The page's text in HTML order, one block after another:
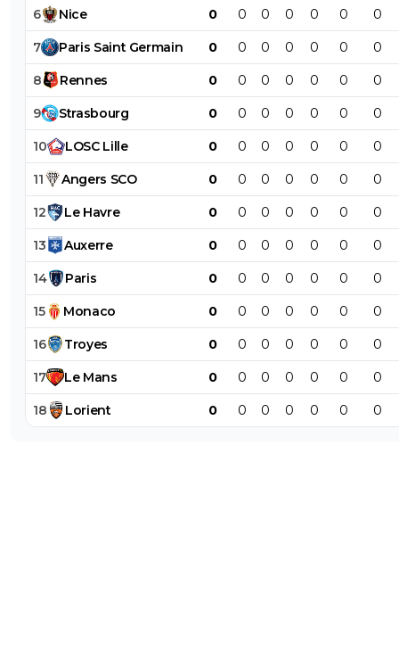
6 Nice 0 0 0 0 0 0 0
7 Paris Saint Germain 0 0 0 0 0 0 0
8 Rennes 0 0 0 0 0 0 0
9 Strasbourg 0 0 0 0 0 0 0
10 LOSC Lille 0 0 0 0 0 0 0
11 Angers SCO 0 0 0 0 0 0 0
12 Le Havre 0 0 0 0 0 0 0
13 Auxerre 0 0 0 0 0 0 0
14 Paris 0 0 0 0 0 0 0
15 Monaco 0 0 0 0 0 0 0
16 Troyes 0 0 0 0 0 0 0
17 Le Mans 0 0 0 0 0 0 0
18 Lorient 0 0 0 0 0 0 0